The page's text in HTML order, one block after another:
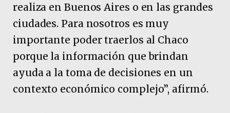
realiza en Buenos Aires o en las grandes
ciudades. Para nosotros es muy
importante poder traerlos al Chaco
porque la información que brindan
ayuda a la toma de decisiones en un
contexto económico complejo”, afirmó.